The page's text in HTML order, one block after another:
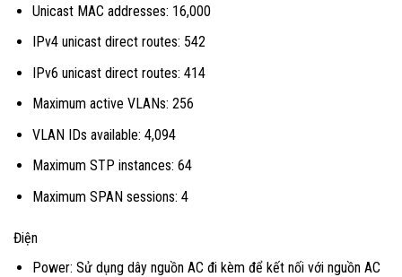
Unicast MAC addresses: 16,000
IPv4 unicast direct routes: 542
IPv6 unicast direct routes: 414
Maximum active VLANs: 256
VLAN IDs available: 4,094
Maximum STP instances: 64
Maximum SPAN sessions: 4
Điện
Power: Sử dụng dây nguồn AC đi kèm để kết nối với nguồn AC